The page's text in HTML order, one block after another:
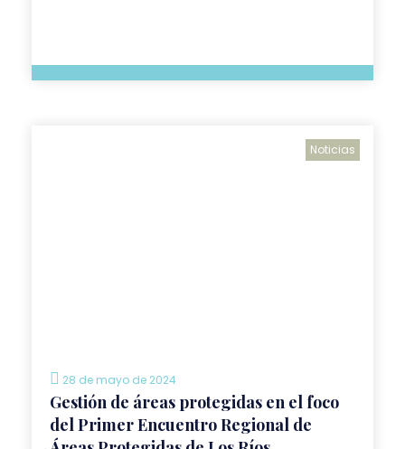
Noticias
28 de mayo de 2024
Gestión de áreas protegidas en el foco
del Primer Encuentro Regional de